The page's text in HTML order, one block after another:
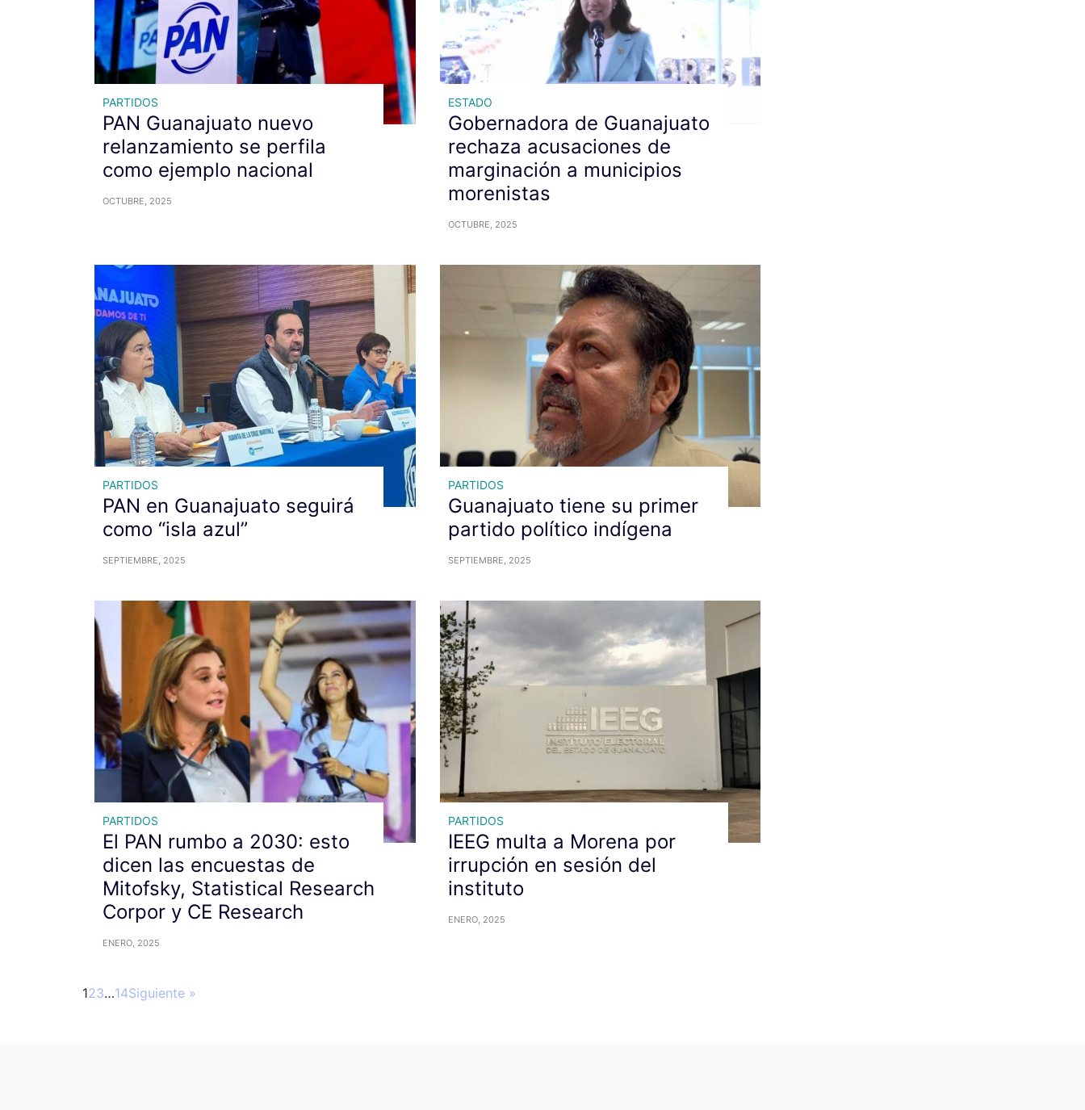
PARTIDOS
PAN Guanajuato nuevo
relanzamiento se perfila
como ejemplo nacional
OCTUBRE, 2025
ESTADO
Gobernadora de Guanajuato
rechaza acusaciones de
marginación a municipios
morenistas
OCTUBRE, 2025
PARTIDOS
PAN en Guanajuato seguirá
como “isla azul”
SEPTIEMBRE, 2025
PARTIDOS
Guanajuato tiene su primer
partido político indígena
SEPTIEMBRE, 2025
PARTIDOS
El PAN rumbo a 2030: esto
dicen las encuestas de
Mitofsky, Statistical Research
Corpor y CE Research
ENERO, 2025
PARTIDOS
IEEG multa a Morena por
irrupción en sesión del
instituto
ENERO, 2025
123…14Siguiente »